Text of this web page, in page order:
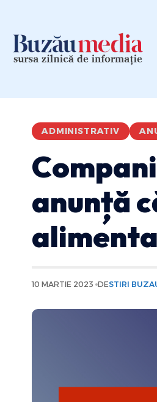
ADMINISTRATIV
anunță
10 MARTIE 2023 DESTIRI